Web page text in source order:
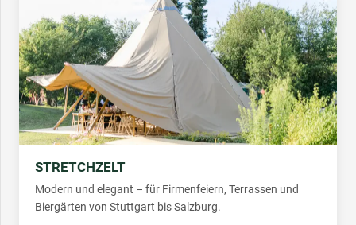
STRETCHZELT
Modern und elegant – für Firmenfeiern, Terrassen und
Biergärten von Stuttgart bis Salzburg.